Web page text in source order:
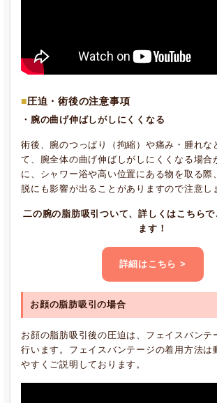
圧迫・術後の注意事項
・腕の曲げ伸ばしがしにくくなる
術後、腕のつっぱり（拘縮）や痛み・腫れな
て、腕全体の曲げ伸ばしがしにくくなる場合
に、シャワー浴や高い位置にある物を取る際
脱にも影響が出ることがありますので注意し
二の腕の脂肪吸引ついて、詳しくはこちらで
ます！
詳細はこちら >
お顔の脂肪吸引の場合
お顔の脂肪吸引後の圧迫は、フェイスバンテ
行います。フェイスバンテージの着用方法は
やすくご説明しております。